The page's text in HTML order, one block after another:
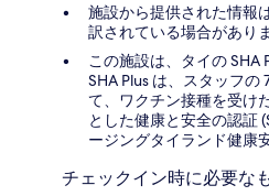
施設から提供された情報
訳されている場合があり
この施設は、タイの SHA
SHA Plus は、スタッフ
て、ワクチン接種を受け
とした健康と安全の認証
ージングタイランド健康
チェックイン時に必要な